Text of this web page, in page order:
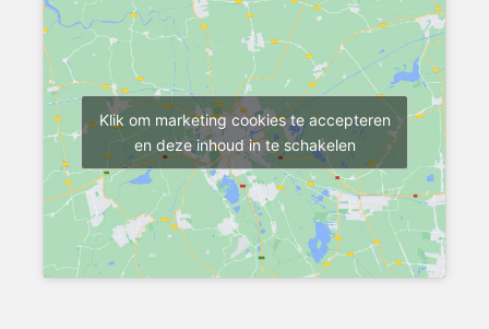
Klik om marketing cookies te accepteren
en deze inhoud in te schakelen